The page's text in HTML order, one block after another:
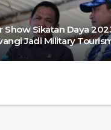
Show Sikatan Daya
Jadi Military